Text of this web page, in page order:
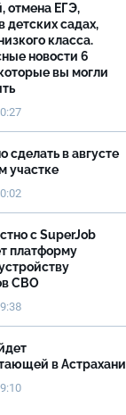
отмена ЕГЭ,
детских садах,
класса.
новости 6
вы могли
сделать в августе
участке
с SuperJob
платформу
СВО
в Астрахани